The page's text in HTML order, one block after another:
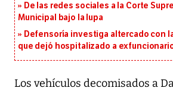
De las redes sociales a la Corte
Municipal bajo la lupa
Defensoría investiga altercado con
que dejó hospitalizado a
Los vehículos decomisados a